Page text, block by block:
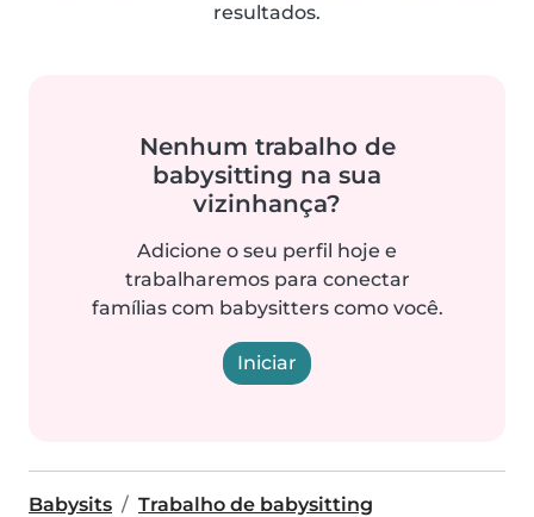
resultados.
Nenhum trabalho de
babysitting na sua
vizinhança?
Adicione o seu perfil hoje e
trabalharemos para conectar
famílias com babysitters como você.
Iniciar
Babysits
Trabalho de babysitting